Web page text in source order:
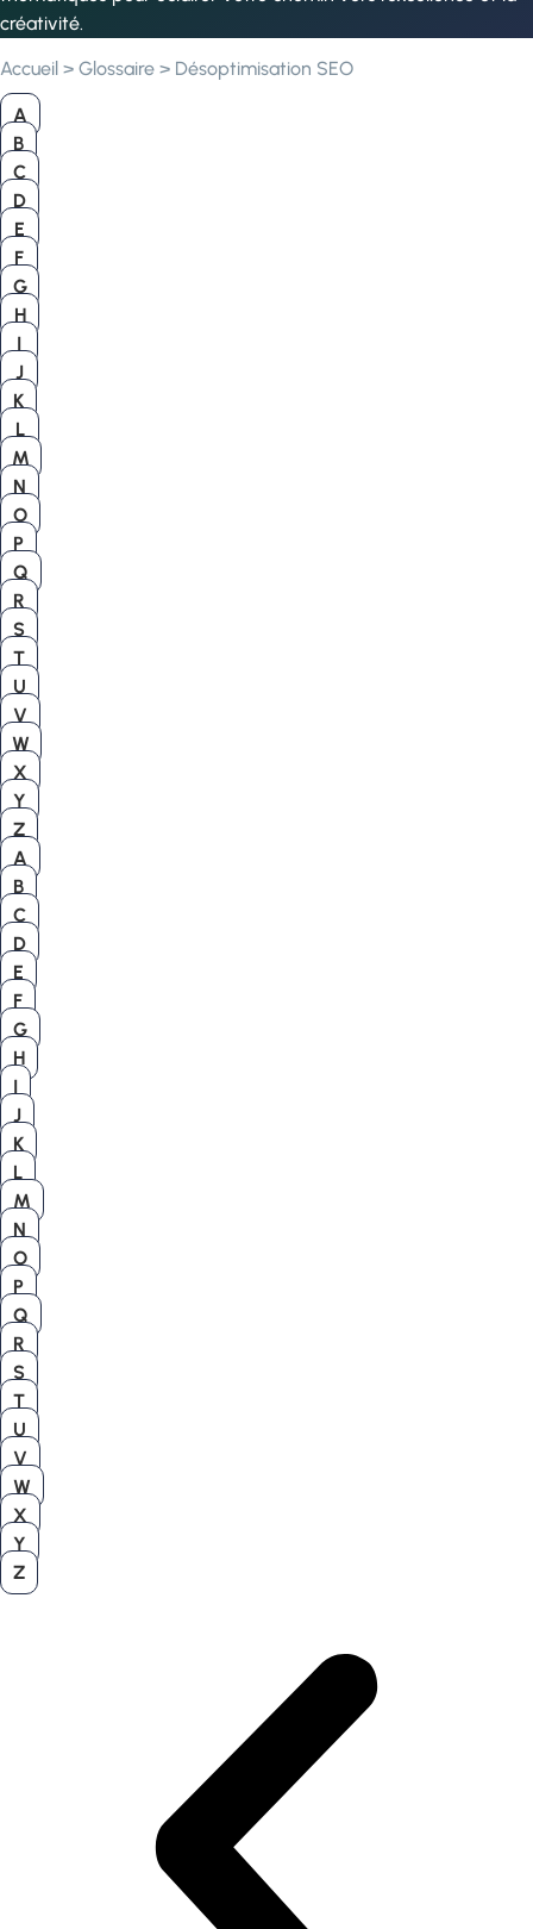
créativité.
Accueil > Glossaire > Désoptimisation SEO
A
B
C
D
E
F
G
H
I
J
K
L
M
N
O
P
Q
R
S
T
U
V
W
X
Y
Z
A
B
C
D
E
F
G
H
I
J
K
L
M
N
O
P
Q
R
S
T
U
V
W
X
Y
Z